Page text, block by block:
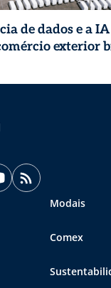
de dados e a
exterior
Modais
Comex